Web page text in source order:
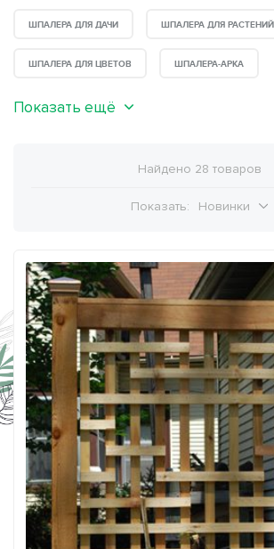
ШПАЛЕРА ДЛЯ ДАЧИ ШПАЛЕРА ДЛЯ РАСТЕНИЙ
ШПАЛЕРА ДЛЯ ЦВЕТОВ ШПАЛЕРА-АРКА
Показать ещё
Найдено 28 товаров
Показать: Новинки